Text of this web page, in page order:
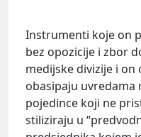
Instrumenti koje on
bez opozicije i zbor
medijske divizije i
obasipaju uvredama
pojedince koji ne
stiliziraju u